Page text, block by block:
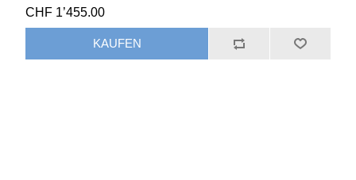
CHF 1’455.00